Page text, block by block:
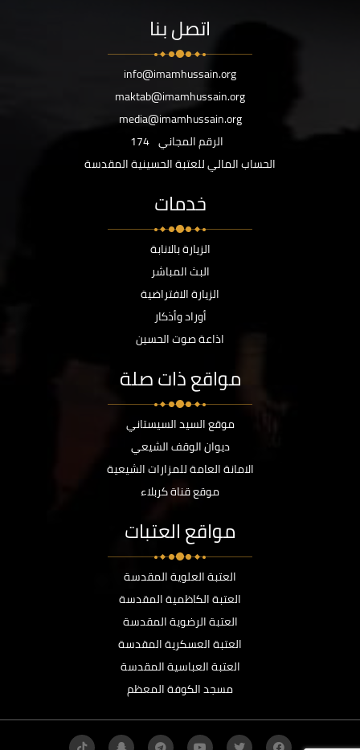
اتصل بنا
info@imamhussain.org
maktab@imamhussain.org
media@imamhussain.org
الرقم المجاني 174
الحساب المالي للعتبة الحسينية المقدسة
خدمات
الزيارة بالانابة
البث المباشر
الزيارة الافتراضية
أوراد وأذكار
اذاعة صوت الحسين
مواقع ذات صلة
موقع السيد السيستاني
ديوان الوقف الشيعي
الامانة العامة للمزارات الشيعية
موقع قناة كربلاء
مواقع العتبات
العتبة العلوية المقدسة
العتبة الكاظمية المقدسة
العتبة الرضوية المقدسة
العتبة العسكرية المقدسة
العتبة العباسية المقدسة
مسجد الكوفة المعظم